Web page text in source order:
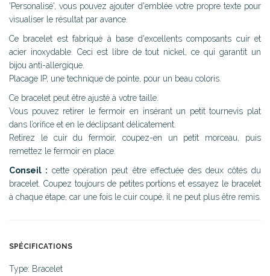
'Personalisé', vous pouvez ajouter d'emblée votre propre texte pour
visualiser le résultat par avance.
Ce bracelet est fabriqué à base d'excellents composants cuir et
acier inoxydable. Ceci est libre de tout nickel, ce qui garantit un
bijou anti-allergique.
Placage IP, une technique de pointe, pour un beau coloris.
Ce bracelet peut être ajusté à votre taille.
Vous pouvez retirer le fermoir en insérant un petit tournevis plat
dans l’orifice et en le déclipsant délicatement.
Retirez le cuir du fermoir, coupez-en un petit morceau, puis
remettez le fermoir en place.
Conseil : cette opération peut être effectuée des deux côtés du
bracelet. Coupez toujours de petites portions et essayez le bracelet
à chaque étape, car une fois le cuir coupé, il ne peut plus être remis.
SPÉCIFICATIONS
Type: Bracelet